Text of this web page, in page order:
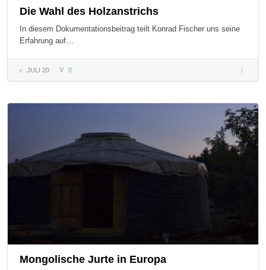
Die Wahl des Holzanstrichs
In diesem Dokumentationsbeitrag teilt Konrad Fischer uns seine
Erfahrung auf…
JULI 20 0
Mongolische Jurte in Europa